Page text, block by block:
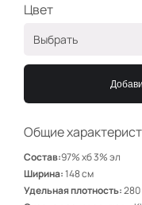
Общие
Состав:97% хб 3% эл
Ширина:148 см
Удельная плотность:280
Цвет
Выбрать
Тёмн беж
Бабл гам
Изумруд
Фуксия